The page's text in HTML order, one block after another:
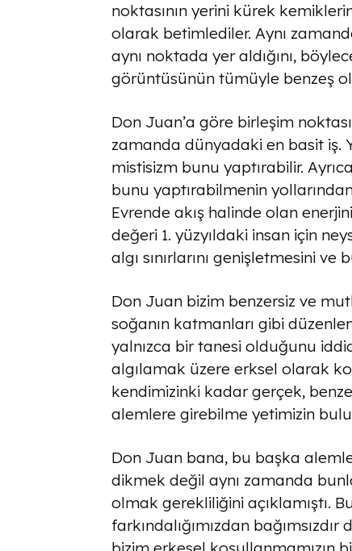
noktasının yerini kürek
olarak betimlediler. Aynı
aynı noktada yer aldığını,
görüntüsünün tümüyle benzeş
Don Juan’a göre birleşim
zamanda dünyadaki en basit iş.
mistisizm bunu yaptırabilir.
bunu yaptırabilmenin
Evrende akış halinde olan
değeri 1. yüzyıldaki insan için
algı sınırlarını genişletmesini
Don Juan bizim benzersiz ve
soğanın katmanları gibi
yalnızca bir tanesi olduğunu
algılamak üzere erksel olarak
kendimizinki kadar gerçek,
alemlere girebilme yetimizin
Don Juan bana, bu başka
dikmek değil aynı zamanda
olmak gerekliliğini açıklamıştı.
farkındalığımızdan